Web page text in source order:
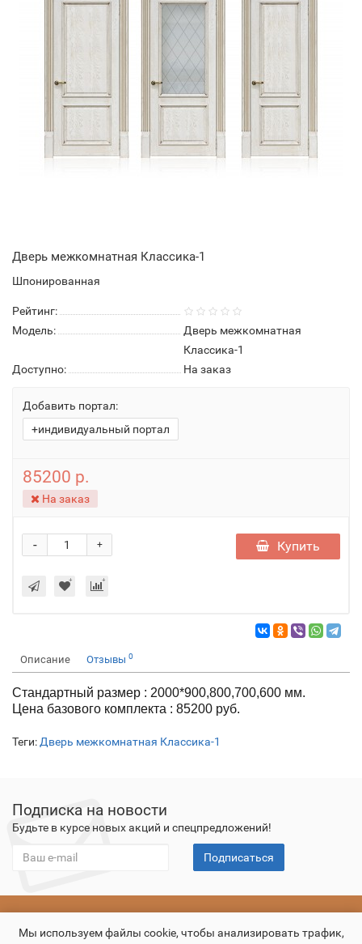
Дверь межкомнатная Классика-1
Шпонированная
Рейтинг:
Модель:
Дверь межкомнатная
Классика-1
Доступно:
На заказ
Добавить портал:
+индивидуальный портал
85200 р.
На заказ
+
- Купить
Описание Отзывы 0
Стандартный размер : 2000*900,800,700,600 мм.
Цена базового комплекта : 85200 руб.
Теги: Дверь межкомнатная Классика-1
Подписка на новости
Будьте в курсе новых акций и спецпредложений!
Подписаться
Мы используем файлы cookie, чтобы анализировать трафик,